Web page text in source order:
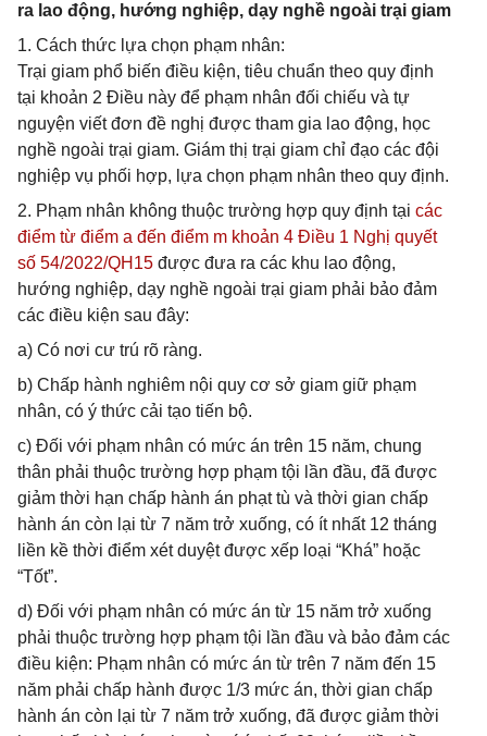
ra lao động, hướng nghiệp, dạy nghề ngoài trại giam
1. Cách thức lựa chọn phạm nhân:
Trại giam phổ biến điều kiện, tiêu chuẩn theo quy định
tại khoản 2 Điều này để phạm nhân đối chiếu và tự
nguyện viết đơn đề nghị được tham gia lao động, học
nghề ngoài trại giam. Giám thị trại giam chỉ đạo các đội
nghiệp vụ phối hợp, lựa chọn phạm nhân theo quy định.
2. Phạm nhân không thuộc trường hợp quy định tại các
điểm từ điểm a đến điểm m khoản 4 Điều 1 Nghị quyết
số 54/2022/QH15 được đưa ra các khu lao động,
hướng nghiệp, dạy nghề ngoài trại giam phải bảo đảm
các điều kiện sau đây:
a) Có nơi cư trú rõ ràng.
b) Chấp hành nghiêm nội quy cơ sở giam giữ phạm
nhân, có ý thức cải tạo tiến bộ.
c) Đối với phạm nhân có mức án trên 15 năm, chung
thân phải thuộc trường hợp phạm tội lần đầu, đã được
giảm thời hạn chấp hành án phạt tù và thời gian chấp
hành án còn lại từ 7 năm trở xuống, có ít nhất 12 tháng
liền kề thời điểm xét duyệt được xếp loại “Khá” hoặc
“Tốt”.
d) Đối với phạm nhân có mức án từ 15 năm trở xuống
phải thuộc trường hợp phạm tội lần đầu và bảo đảm các
điều kiện: Phạm nhân có mức án từ trên 7 năm đến 15
năm phải chấp hành được 1/3 mức án, thời gian chấp
hành án còn lại từ 7 năm trở xuống, đã được giảm thời